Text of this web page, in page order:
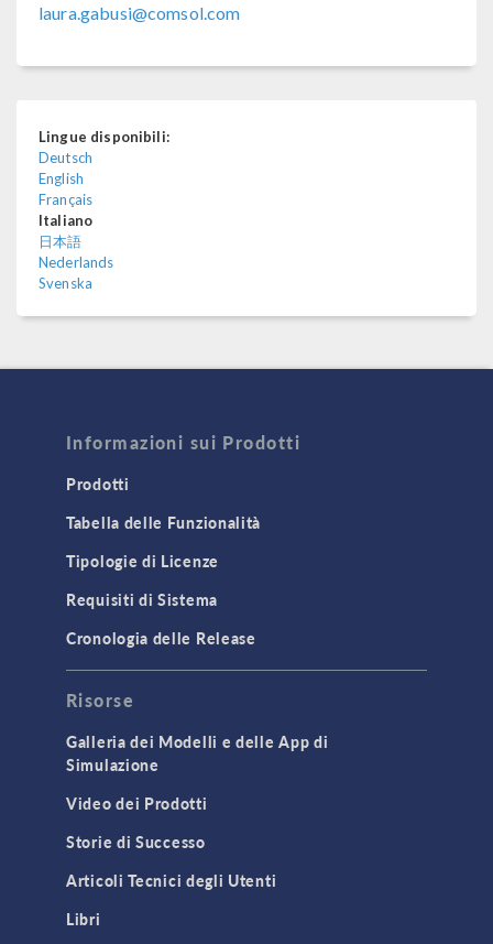
laura.gabusi@comsol.com
Lingue disponibili:
Deutsch
English
Français
Italiano
日本語
Nederlands
Svenska
Informazioni sui Prodotti
Prodotti
Tabella delle Funzionalità
Tipologie di Licenze
Requisiti di Sistema
Cronologia delle Release
Risorse
Galleria dei Modelli e delle App di
Simulazione
Video dei Prodotti
Storie di Successo
Articoli Tecnici degli Utenti
Libri